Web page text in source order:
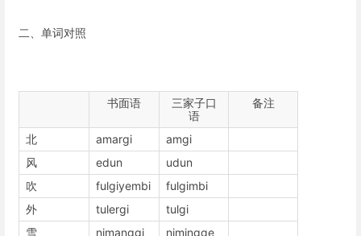
二、单词对照
书面语
三家子口
语
备注
北 amargi
amgi
风
edun
udun
吹
fulgiyembi
fulgimbi
外
tulergi
tulgi
雪
nimanggi
nimingge